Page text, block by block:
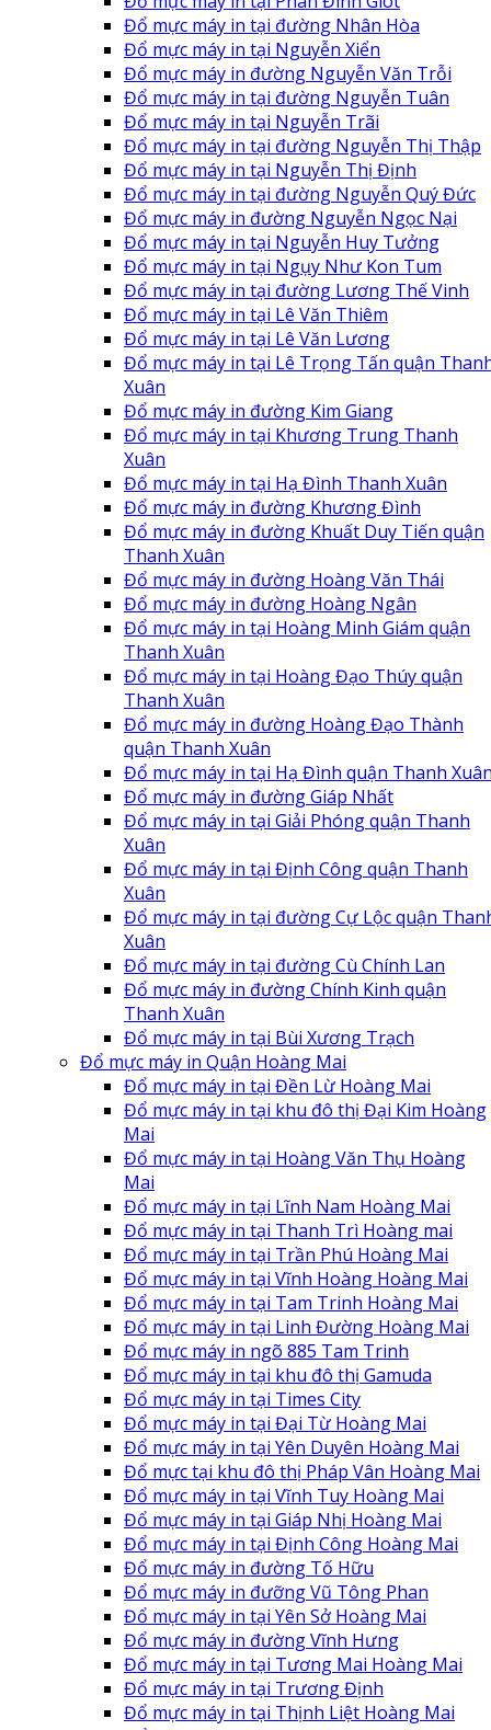
Đổ mực máy in tại đường Nhân Hòa
Đổ mực máy in tại Nguyễn Xiển
Đổ mực máy in đường Nguyễn Văn Trỗi
Đổ mực máy in tại đường Nguyễn Tuân
Đổ mực máy in tại Nguyễn Trãi
Đổ mực máy in tại đường Nguyễn Thị Thập
Đổ mực máy in tại Nguyễn Thị Định
Đổ mực máy in tại đường Nguyễn Quý Đức
Đổ mực máy in đường Nguyễn Ngọc Nại
Đổ mực máy in tại Nguyễn Huy Tưởng
Đổ mực máy in tại Ngụy Như Kon Tum
Đổ mực máy in tại đường Lương Thế Vinh
Đổ mực máy in tại Lê Văn Thiêm
Đổ mực máy in tại Lê Văn Lương
Đổ mực máy in tại Lê Trọng Tấn quận
Xuân
Đổ mực máy in đường Kim Giang
Đổ mực máy in tại Khương Trung Thanh
Xuân
Đổ mực máy in tại Hạ Đình Thanh Xuân
Đổ mực máy in đường Khương Đình
Đổ mực máy in đường Khuất Duy Tiến quận
Thanh Xuân
Đổ mực máy in đường Hoàng Văn Thái
Đổ mực máy in đường Hoàng Ngân
Đổ mực máy in tại Hoàng Minh Giám quận
Thanh Xuân
Đổ mực máy in tại Hoàng Đạo Thúy quận
Thanh Xuân
Đổ mực máy in đường Hoàng Đạo Thành
quận Thanh Xuân
Đổ mực máy in tại Hạ Đình quận Thanh
Đổ mực máy in đường Giáp Nhất
Đổ mực máy in tại Giải Phóng quận Thanh
Xuân
Đổ mực máy in tại Định Công quận Thanh
Xuân
Đổ mực máy in tại đường Cự Lộc quận
Xuân
Đổ mực máy in tại đường Cù Chính Lan
Đổ mực máy in đường Chính Kinh quận
Thanh Xuân
Đổ mực máy in tại Bùi Xương Trạch
Đổ mực máy in Quận Hoàng Mai
Đổ mực máy in tại Đền Lừ Hoàng Mai
Đổ mực máy in tại khu đô thị Đại Kim Hoàng
Mai
Đổ mực máy in tại Hoàng Văn Thụ Hoàng
Mai
Đổ mực máy in tại Lĩnh Nam Hoàng Mai
Đổ mực máy in tại Thanh Trì Hoàng mai
Đổ mực máy in tại Trần Phú Hoàng Mai
Đổ mực máy in tại Vĩnh Hoàng Hoàng Mai
Đổ mực máy in tại Tam Trinh Hoàng Mai
Đổ mực máy in tại Linh Đường Hoàng Mai
Đổ mực máy in ngõ 885 Tam Trinh
Đổ mực máy in tại khu đô thị Gamuda
Đổ mực máy in tại Times City
Đổ mực máy in tại Đại Từ Hoàng Mai
Đổ mực máy in tại Yên Duyên Hoàng Mai
Đổ mực tại khu đô thị Pháp Vân Hoàng Mai
Đổ mực máy in tại Vĩnh Tuy Hoàng Mai
Đổ mực máy in tại Giáp Nhị Hoàng Mai
Đổ mực máy in tại Định Công Hoàng Mai
Đổ mực máy in đường Tố Hữu
Đổ mực máy in đưỡng Vũ Tông Phan
Đổ mực máy in tại Yên Sở Hoàng Mai
Đổ mực máy in đường Vĩnh Hưng
Đổ mực máy in tại Tương Mai Hoàng Mai
Đổ mực máy in tại Trương Định
Đổ mực máy in tại Thịnh Liệt Hoàng Mai